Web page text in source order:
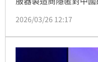
名與公司有關人士因涉
2026/03/26 12:17